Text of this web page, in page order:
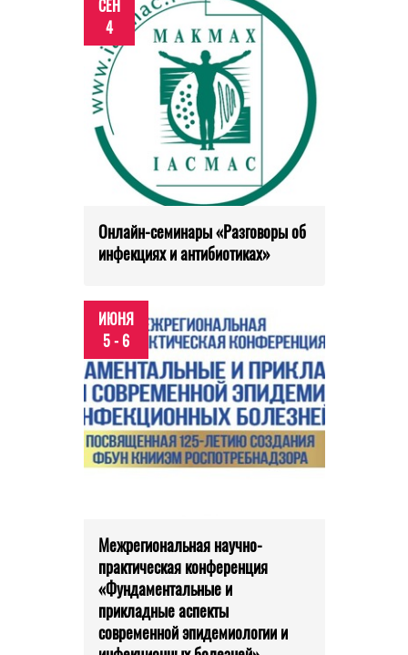
СЕН
4
Онлайн-семинары «Разговоры об
инфекциях и антибиотиках»
ИЮНЯ
5 - 6
Межрегиональная научно-
практическая конференция
«Фундаментальные и
прикладные аспекты
современной эпидемиологии и